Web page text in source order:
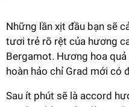
Những lần xịt đầu bạn sẽ
tươi trẻ rõ rệt của hương
Bergamot. Hương hoa
hoàn hảo chỉ Grad mới có
Sau ít phút sẽ là accord